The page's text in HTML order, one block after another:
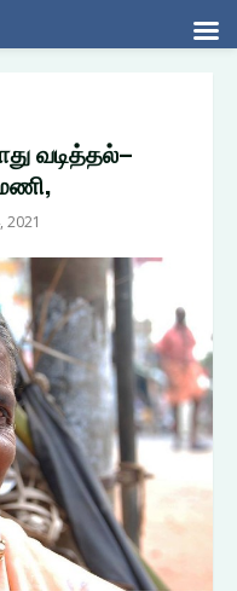
வடித்தல்–
2021